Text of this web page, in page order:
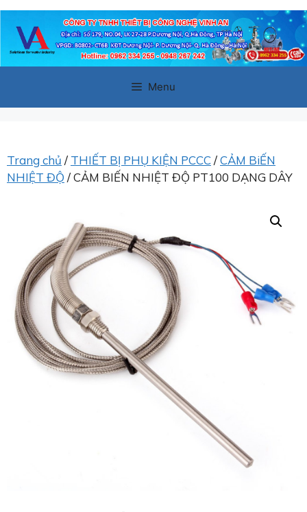
Chuyển
đến
Menu
Trang chủ / THIẾT BỊ PHỤ KIỆN PCCC/CẢM BiẾN
NHIỆT ĐỘ / CẢM BIẾN NHIỆT ĐỘ PT100 DẠNG DÂY